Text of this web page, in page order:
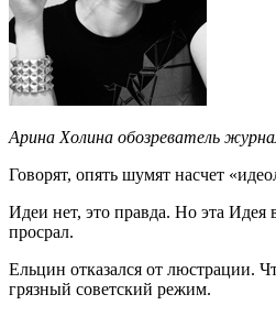
Арина Холина обозреватель
Говорят, опять шумят насчет
Идеи нет, это правда. Но эта
просрал.
Ельцин отказался от люстрации.
грязный советский режим.